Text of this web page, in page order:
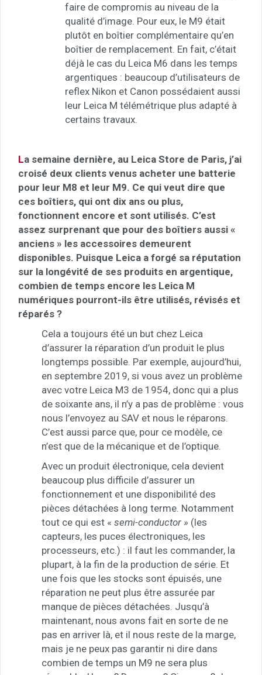
faire de compromis au niveau de la
qualité d’image. Pour eux, le M9 était
plutôt en boîtier complémentaire qu’en
boîtier de remplacement. En fait, c’était
déjà le cas du Leica M6 dans les temps
argentiques : beaucoup d’utilisateurs de
reflex Nikon et Canon possédaient aussi
leur Leica M télémétrique plus adapté à
certains travaux.
La semaine dernière, au Leica Store de Paris, j’ai
croisé deux clients venus acheter une batterie
pour leur M8 et leur M9. Ce qui veut dire que
ces boîtiers, qui ont dix ans ou plus,
fonctionnent encore et sont utilisés. C’est
assez surprenant que pour des boîtiers aussi «
anciens » les accessoires demeurent
disponibles. Puisque Leica a forgé sa réputation
sur la longévité de ses produits en argentique,
combien de temps encore les Leica M
numériques pourront-ils être utilisés, révisés et
réparés ?
Cela a toujours été un but chez Leica
d’assurer la réparation d’un produit le plus
longtemps possible. Par exemple, aujourd’hui,
en septembre 2019, si vous avez un problème
avec votre Leica M3 de 1954, donc qui a plus
de soixante ans, il n’y a pas de problème : vous
nous l’envoyez au SAV et nous le réparons.
C’est aussi parce que, pour ce modèle, ce
n’est que de la mécanique et de l’optique.
Avec un produit électronique, cela devient
beaucoup plus difficile d’assurer un
fonctionnement et une disponibilité des
pièces détachées à long terme. Notamment
tout ce qui est « semi-conductor » (les
capteurs, les puces électroniques, les
processeurs, etc.) : il faut les commander, la
plupart, à la fin de la production de série. Et
une fois que les stocks sont épuisés, une
réparation ne peut plus être assurée par
manque de pièces détachées. Jusqu’à
maintenant, nous avons fait en sorte de ne
pas en arriver là, et il nous reste de la marge,
mais je ne peux pas garantir ni dire dans
combien de temps un M9 ne sera plus